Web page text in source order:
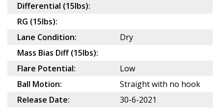
Differential (15lbs):
RG (15lbs):
Lane Condition:
Dry
Mass Bias Diff (15lbs):
Flare Potential:
Low
Ball Motion:
Straight with no hook
Release Date:
30-6-2021